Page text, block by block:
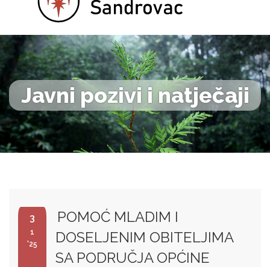
Javni pozivi i natječaji
3
1
'25
POMOĆ MLADIM I
DOSELJENIM OBITELJIMA
SA PODRUČJA OPĆINE